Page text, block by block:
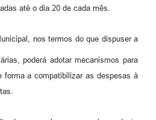
até o dia 20 de cada mês.
nos termos do que dispuser a
poderá adotar mecanismos para
forma a compatibilizar as despesas à